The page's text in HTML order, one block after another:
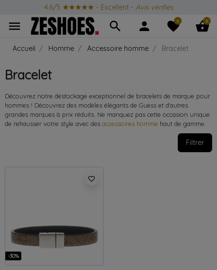
4.6/5 ★★★★★ - Excellent - Avis vérifiés
menu search person favorite
0 shopping_basket
0
Accueil Homme Accessoire homme Bracelet
Bracelet
Découvrez notre déstockage exceptionnel de bracelets de marque pour
hommes ! Découvrez des modèles élégants de Guess et d'autres
grandes marques à prix réduits. Ne manquez pas cette occasion unique
de rehausser votre style avec des accessoires homme haut de gamme.
Filtrer
favorite_border
-30%